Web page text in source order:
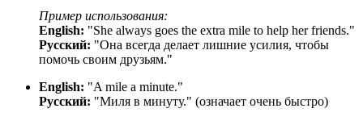
Пример использования:
English: "She always goes the extra mile to help her friends."
Русский: "Она всегда делает лишние усилия, чтобы
помочь своим друзьям."
English: "A mile a minute."
Русский: "Миля в минуту." (означает очень быстро)